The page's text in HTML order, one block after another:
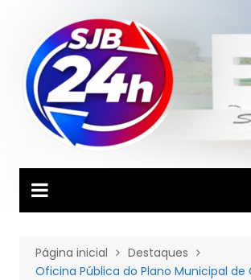
conteúdo
Página inicial
Destaques
Oficina Pública do Plano Municipal de